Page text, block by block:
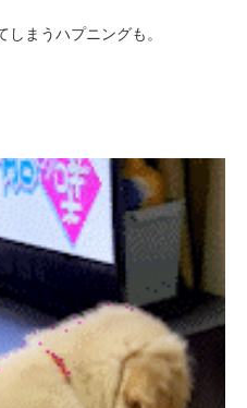
まうハプニングも。